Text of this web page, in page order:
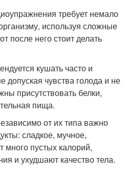
требует немало
используя сложные
после него стоит делать
кушать часто и
чувства голода и не
присутствовать белки,
пища.
от их типа важно
сладкое, мучное,
много пустых калорий,
и ухудшают качество тела.